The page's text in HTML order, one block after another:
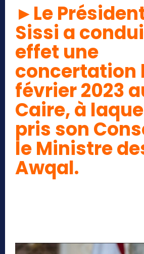
►Le
Sissi a
effet une
concertation
février 2023
Caire, à
pris son
le Ministre
Awqal.